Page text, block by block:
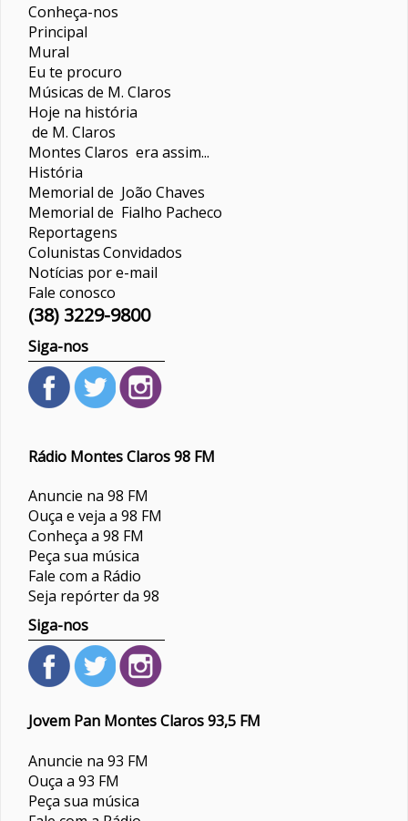
Conheça-nos
Principal
Mural
Eu te procuro
Músicas de M. Claros
Hoje na história
de M. Claros
Montes Claros era assim...
História
Memorial de João Chaves
Memorial de Fialho Pacheco
Reportagens
ColunistasConvidados
Notícias por e-mail
Fale conosco
(38) 3229-9800
Siga-nos
Rádio Montes Claros 98 FM
Anuncie na 98 FM
Ouça e veja a 98 FM
Conheça a 98 FM
Peça sua música
Fale com a Rádio
Seja repórter da 98
Siga-nos
Jovem Pan Montes Claros 93,5 FM
Anuncie na 93 FM
Ouça a 93 FM
Peça sua música